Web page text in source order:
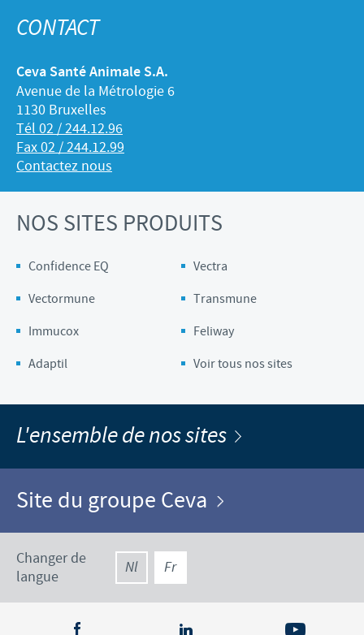
CONTACT
Ceva Santé Animale S.A.
Avenue de la Métrologie 6
1130 Bruxelles
Tél 02 / 244.12.96
Fax 02 / 244.12.99
Contactez nous
NOS SITES PRODUITS
Confidence EQ
Vectra
Vectormune
Transmune
Immucox
Feliway
Adaptil
Voir tous nos sites
L'ensemble de nos sites
Site du groupe Ceva
Changer de
langue
Nl Fr